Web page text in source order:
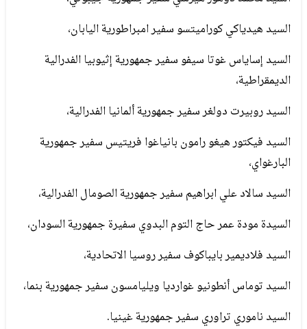
السيد هيدياكي كوراميتسو سفير امبراطورية اليابان،
السيد إساياس غوتا سيفو سفير جمهورية إثيوبيا الفدرالية
الديمقراطية،
السيد روبيرت دولغر سفير جمهورية ألمانيا الفدرالية،
السيد فيكتور هيغو رامون بانياغوا فريتيس سفير جمهورية
البارغواي،
السيد سالاد علي ابراهيم سفير جمهورية الصومال الفدرالية،
السيدة مودة عمر حاج التوم البدوي سفيرة جمهورية السودان،
السيد فلاديمير بايباكوف سفير روسيا الاتحادية،
السيد توماس أنطونيو غوارديا ويليامسون سفير جمهورية بنما،
السيد ناموري تراوري سفير جمهورية غينيا.